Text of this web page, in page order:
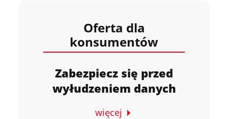
Oferta dla
konsumentów
Zabezpiecz się przed
wyłudzeniem danych
więcej